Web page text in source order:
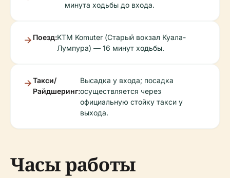
минута ходьбы до входа.
Поезд:KTM Komuter (Старый вокзал Куала-
Лумпура) — 16 минут ходьбы.
Такси/
Райдшеринг:
Высадка у входа; посадка
осуществляется через
официальную стойку такси у
выхода.
Часы работы